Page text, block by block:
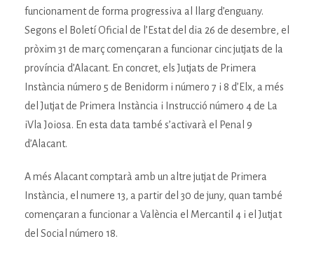
funcionament de forma progressiva al llarg d’enguany.
Segons el Boletí Oficial de l’Estat del dia 26 de desembre, el
pròxim 31 de març començaran a funcionar cinc jutjats de la
província d’Alacant. En concret, els Jutjats de Primera
Instància número 5 de Benidorm i número 7 i 8 d’Elx, a més
del Jutjat de Primera Instància i Instrucció número 4 de La
iVla Joiosa. En esta data també s’activarà el Penal 9
d’Alacant.
A més Alacant comptarà amb un altre jutjat de Primera
Instància, el numere 13, a partir del 30 de juny, quan també
començaran a funcionar a València el Mercantil 4 i el Jutjat
del Social número 18.